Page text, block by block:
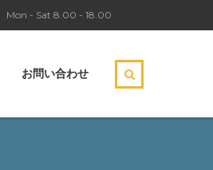
Mon - Sat 8.00 - 18.00
お問い合わせ